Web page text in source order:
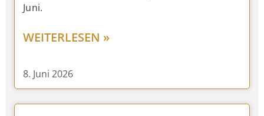
Juni.
WEITERLESEN »
8. Juni 2026